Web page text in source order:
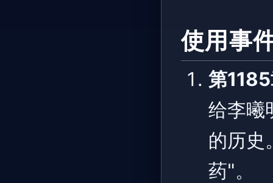
使用事
第
给李曦
的历史
药"。